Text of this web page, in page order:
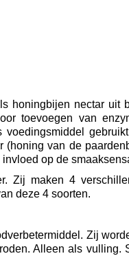
honingbijen nectar uit
toevoegen van
van de
op de
Zij maken 4
deze 4 soorten.
Zij
Alleen als vulling.